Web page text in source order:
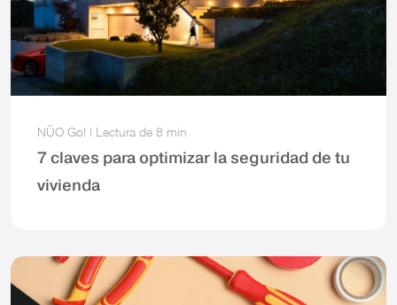
NÜO Go! | Lectura de 8 min
7 claves para optimizar la seguridad de tu
vivienda